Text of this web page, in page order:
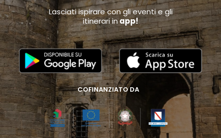
Lasciati ispirare con gli eventi e gli
itinerari inapp!
COFINANZIATO DA